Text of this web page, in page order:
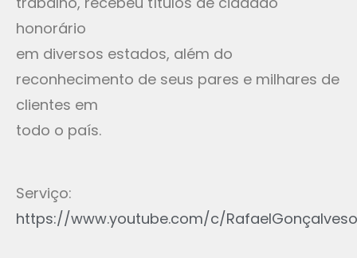
honorário
em diversos estados, além do
reconhecimento de seus pares e milhares de
clientes em
todo o país.
Serviço:
https://www.youtube.com/c/